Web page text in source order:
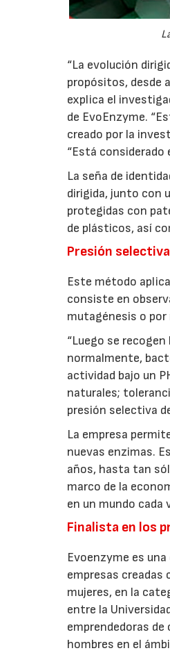
“La evolución
propósitos, desde
explica el
de EvoEnzyme.
creado por la
“Está considerado
La seña de
dirigida, junto con
protegidas con
de plásticos, así
Presión
Este método
consiste en
mutagénesis o por
“Luego se
normalmente,
actividad bajo un
naturales;
presión selectiva
La empresa
nuevas enzimas.
años, hasta tan
marco de la
en un mundo cada
Finalista en los
Evoenzyme es
empresas creadas
mujeres, en la
entre la
emprendedoras
hombres en el